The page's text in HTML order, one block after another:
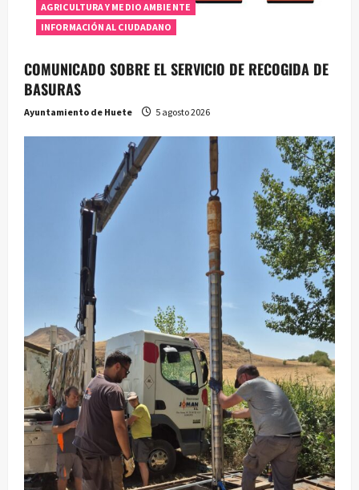
AGRICULTURA Y MEDIO AMBIENTE
INFORMACIÓN AL CIUDADANO
COMUNICADO SOBRE EL SERVICIO DE RECOGIDA DE
BASURAS
Ayuntamiento de Huete 5 agosto 2026